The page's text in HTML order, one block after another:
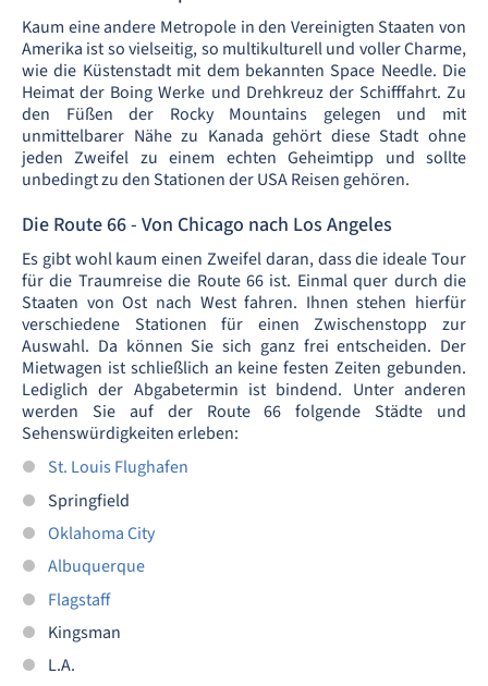
Kaum eine andere Metropole in den Vereinigten Staaten von
Amerika ist so vielseitig, so multikulturell und voller Charme,
wie die Küstenstadt mit dem bekannten Space Needle. Die
Heimat der Boing Werke und Drehkreuz der Schifffahrt. Zu
den Füßen der Rocky Mountains gelegen und mit
unmittelbarer Nähe zu Kanada gehört diese Stadt ohne
jeden Zweifel zu einem echten Geheimtipp und sollte
unbedingt zu den Stationen der USA Reisen gehören.
Die Route 66 - Von Chicago nach Los Angeles
Es gibt wohl kaum einen Zweifel daran, dass die ideale Tour
für die Traumreise die Route 66 ist. Einmal quer durch die
Staaten von Ost nach West fahren. Ihnen stehen hierfür
verschiedene Stationen für einen Zwischenstopp zur
Auswahl. Da können Sie sich ganz frei entscheiden. Der
Mietwagen ist schließlich an keine festen Zeiten gebunden.
Lediglich der Abgabetermin ist bindend. Unter anderen
werden Sie auf der Route 66 folgende Städte und
Sehenswürdigkeiten erleben:
St. Louis Flughafen
Springfield
Oklahoma City
Albuquerque
Flagstaff
Kingsman
L.A.